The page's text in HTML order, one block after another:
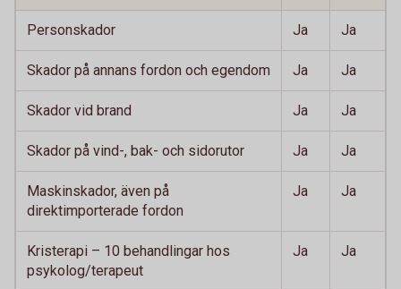
Personskador Ja Ja
Skador på annans fordon och egendom Ja Ja
Skador vid brand Ja Ja
Skador på vind-, bak- och sidorutor Ja Ja
Maskinskador, även på
direktimporterade fordon
Ja Ja
Kristerapi – 10 behandlingar hos
psykolog/terapeut
Ja Ja